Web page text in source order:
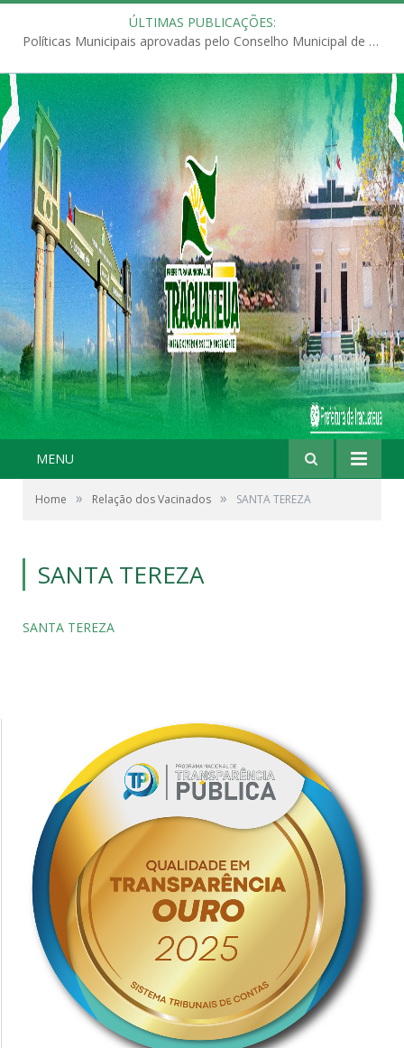
ÚLTIMAS PUBLICAÇÕES:
Políticas Municipais aprovadas pelo Conselho Municipal de Educação (CME)
MENU
Home » Relação dos Vacinados » SANTA TEREZA
SANTA TEREZA
SANTA TEREZA